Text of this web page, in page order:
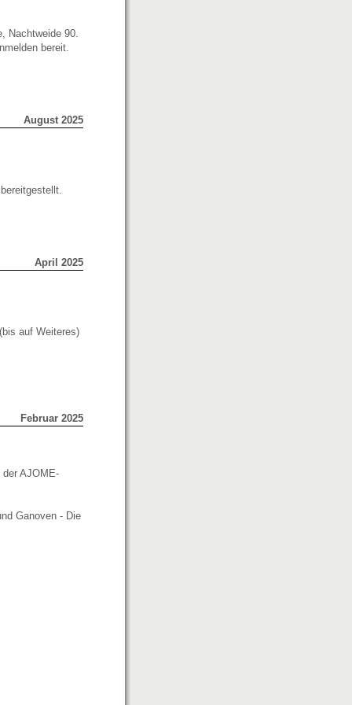
Nachtweide 90.
bereit.
August 2025
April 2025
auf Weiteres)
Februar 2025
der AJOME-
Ganoven - Die